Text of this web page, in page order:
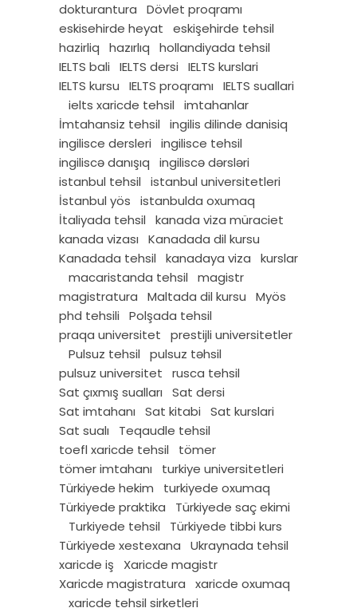
dokturantura
Dövlet proqramı
eskisehirde heyat
eskişehirde tehsil
hazirliq
hazırlıq
hollandiyada tehsil
IELTS bali
IELTS dersi
IELTS kurslari
IELTS kursu
IELTS proqramı
IELTS suallari
ielts xaricde tehsil
imtahanlar
İmtahansiz tehsil
ingilis dilinde danisiq
ingilisce dersleri
ingilisce tehsil
ingiliscə danışıq
ingiliscə dərsləri
istanbul tehsil
istanbul universitetleri
İstanbul yös
istanbulda oxumaq
İtaliyada tehsil
kanada viza müraciet
kanada vizası
Kanadada dil kursu
Kanadada tehsil
kanadaya viza
kurslar
macaristanda tehsil
magistr
magistratura
Maltada dil kursu
Myös
phd tehsili
Polşada tehsil
praqa universitet
prestijli universitetler
Pulsuz tehsil
pulsuz təhsil
pulsuz universitet
rusca tehsil
Sat çıxmış sualları
Sat dersi
Sat imtahanı
Sat kitabi
Sat kurslari
Sat sualı
Teqaudle tehsil
toefl xaricde tehsil
tömer
tömer imtahanı
turkiye universitetleri
Türkiyede hekim
turkiyede oxumaq
Türkiyede praktika
Türkiyede saç ekimi
Turkiyede tehsil
Türkiyede tibbi kurs
Türkiyede xestexana
Ukraynada tehsil
xaricde iş
Xaricde magistr
Xaricde magistratura
xaricde oxumaq
xaricde tehsil sirketleri